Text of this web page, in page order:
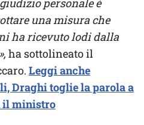
personale è
una misura che
ha ricevuto lodi dalla
ha sottolineato il
Leggi anche
Draghi toglie la parola a
il ministro